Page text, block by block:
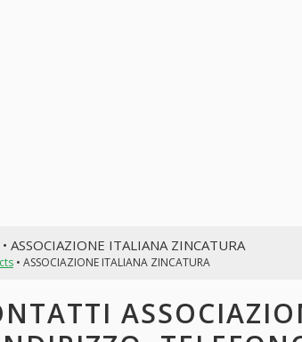
• ASSOCIAZIONE ITALIANA ZINCATURA
• ASSOCIAZIONE ITALIANA ZINCATURA